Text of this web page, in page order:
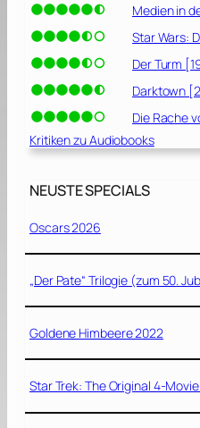
Medien in
Star Wars:
Der Turm
Darktown
Die Rache
Kritiken zu Audiobooks
NEUSTE SPECIALS
Oscars 2026
„Der Pate“ Trilogie (zum 50.
Goldene Himbeere 2022
Star Trek: The Original 4-